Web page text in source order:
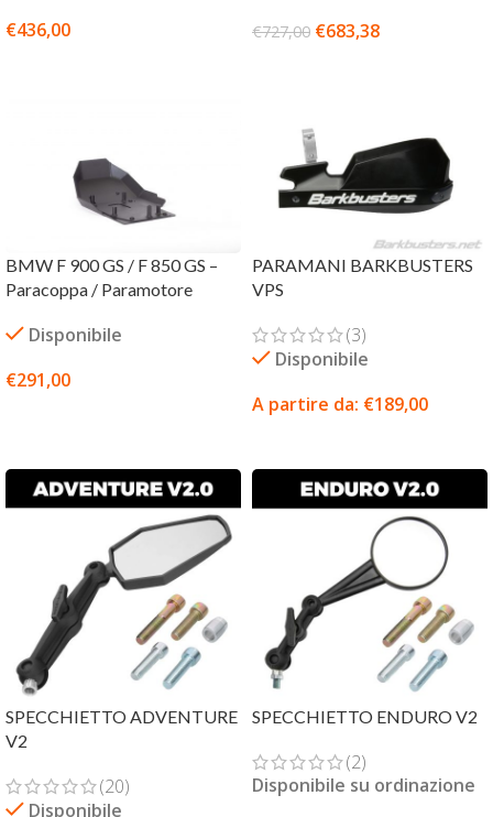
€436,00 €727,00 €683,38
BMW F 900 GS / F 850 GS –
Paracoppa / Paramotore
Disponibile
€291,00
PARAMANI BARKBUSTERS
VPS
(3)
Disponibile
A partire da: €189,00
SPECCHIETTO ADVENTURE
V2
(20)
Disponibile
SPECCHIETTO ENDURO V2
(2)
Disponibile su ordinazione